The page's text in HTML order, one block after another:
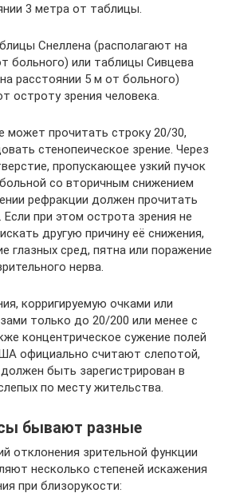
3 метра от таблицы.
Снеллена (располагают на
больного) или таблицы Сивцева
расстоянии 5 м от больного)
остроту зрения человека.
может прочитать строку 20/30,
стенопеическое зрение. Через
пропускающее узкий пучок
со вторичным снижением
рефракции должен прочитать
при этом острота зрения не
другую причину её снижения,
глазных сред, пятна или поражение
нерва.
корригируемую очками или
только до 20/200 или менее с
концентрическое сужение полей
официально считают слепотой,
быть зарегистрирован в
по месту жительства.
бывают разные
отклонения зрительной функции
несколько степеней искажения
при близорукости: